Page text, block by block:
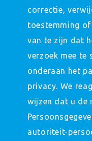
correctie,
toestemming of
van te zijn dat
verzoek mee te
onderaan het
privacy. We
wijzen dat u de
autoriteit-